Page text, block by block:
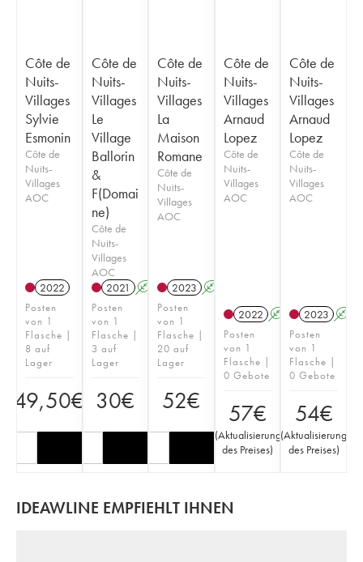
Côte de
Nuits-
Villages
Sylvie
Esmonin
Côte de
Nuits-
Villages
AOC
2022
Posten
von 1
Flasche |
8 auf
Lager
49,50€
Côte de
Nuits-
Villages
Le
Village
Ballorin
&
F(Domai
ne)
Côte de
Nuits-
Villages
AOC
2021 A K
Posten
von 1
Flasche |
3 auf
Lager
30€
Côte de
Nuits-
Villages
La
Maison
Romane
Côte de
Nuits-
Villages
AOC
2023 A
Posten
von 1
Flasche |
20 auf
Lager
52€
Côte de
Nuits-
Villages
Arnaud
Lopez
Côte de
Nuits-
Villages
AOC
2022 A K
Posten
von 1
Flasche |
0 Gebote
57€
(Aktualisierung
des Preises)
Côte de
Nuits-
Villages
Arnaud
Lopez
Côte de
Nuits-
Villages
AOC
2023 A
Posten
von 1
Flasche |
0 Gebote
54€
(Aktualisierung
des Preises)
IDEAWLINE EMPFIEHLT IHNEN